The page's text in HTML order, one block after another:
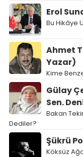
Erol
Bu Hikâye
Ahmet
Yazar)
Kime
Gülay
Sen.
Bakan
Dediler?
Şükrü
Köksüz